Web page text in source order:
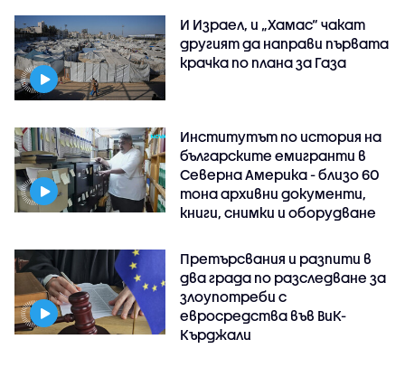
И Израел, и „Хамас“ чакат
другият да направи първата
крачка по плана за Газа
Институтът по история на
българските емигранти в
Северна Америка - близо 60
тона архивни документи,
книги, снимки и оборудване
Претърсвания и разпити в
два града по разследване за
злоупотреби с
евросредства във ВиК-
Кърджали